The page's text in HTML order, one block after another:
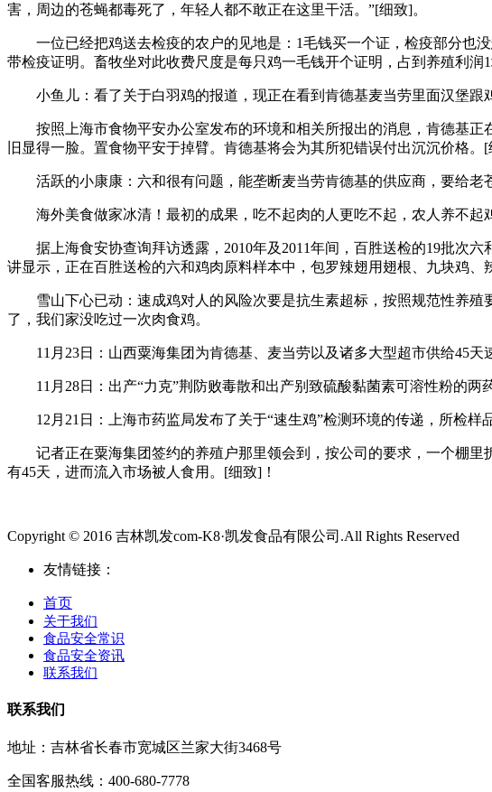
害，周边的苍蝇都毒死了，年轻人都不敢正在这里干活。”[细致]。
一位已经把鸡送去检疫的农户的见地是：1毛钱买一个证，检疫部分也
带检疫证明。畜牧坐对此收费尺度是每只鸡一毛钱开个证明，占到养殖利润1
小鱼儿：看了关于白羽鸡的报道，现正在看到肯德基麦当劳里面汉堡跟
按照上海市食物平安办公室发布的环境和相关所报出的消息，肯德基正
旧显得一脸。置食物平安于掉臂。肯德基将会为其所犯错误付出沉沉价格。[
活跃的小康康：六和很有问题，能垄断麦当劳肯德基的供应商，要给老
海外美食做家冰清！最初的成果，吃不起肉的人更吃不起，农人养不起
据上海食安协查询拜访透露，2010年及2011年间，百胜送检的19批次六
讲显示，正在百胜送检的六和鸡肉原料样本中，包罗辣翅用翅根、九块鸡
雪山下心已动：速成鸡对人的风险次要是抗生素超标，按照规范性养殖
了，我们家没吃过一次肉食鸡。
11月23日：山西粟海集团为肯德基、麦当劳以及诸多大型超市供给45天
11月28日：出产“力克”荆防败毒散和出产别致硫酸黏菌素可溶性粉的两
12月21日：上海市药监局发布了关于“速生鸡”检测环境的传递，所检样
记者正在粟海集团签约的养殖户那里领会到，按公司的要求，一个棚里
有45天，进而流入市场被人食用。[细致]！
Copyright © 2016 吉林凯发com-K8·凯发食品有限公司.All Rights Reserved
友情链接：
首页
关于我们
食品安全常识
食品安全资讯
联系我们
联系我们
地址：吉林省长春市宽城区兰家大街3468号
全国客服热线：400-680-7778